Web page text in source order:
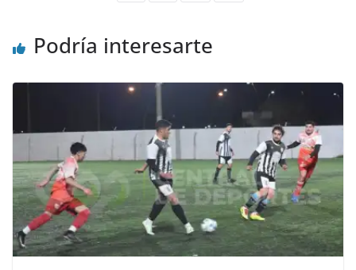
Podría interesarte